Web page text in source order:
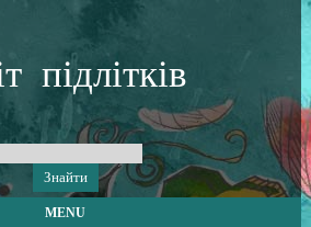
підлітків
MENU